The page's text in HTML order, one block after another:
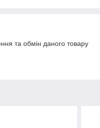
та обмін даного товару